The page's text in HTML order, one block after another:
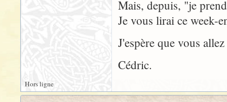
Mais, depuis, "je
Je vous lirai ce week-
J'espère que vous
Cédric.
Hors ligne